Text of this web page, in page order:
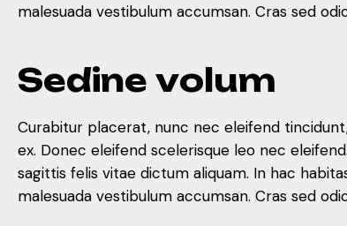
malesuada vestibulum accumsan. Cras sed
Sedine volum
Curabitur placerat, nunc nec eleifend
ex. Donec eleifend scelerisque leo nec
sagittis felis vitae dictum aliquam. In hac
malesuada vestibulum accumsan. Cras sed